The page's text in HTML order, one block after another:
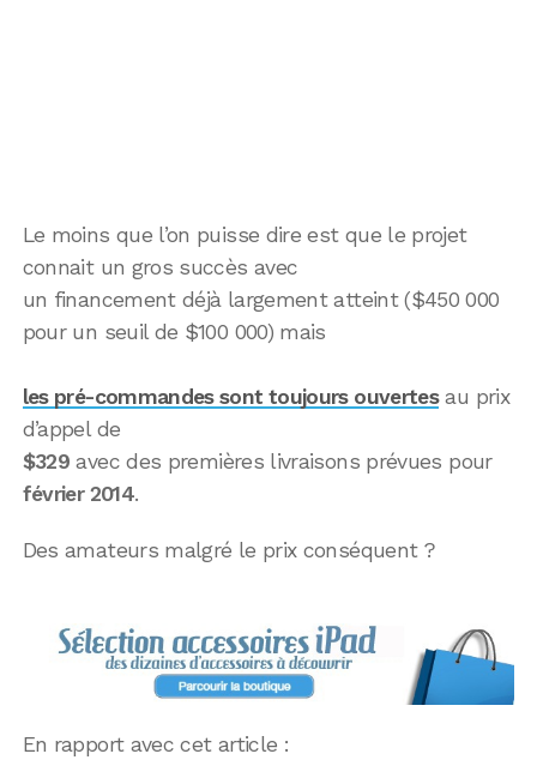
Le moins que l’on puisse dire est que le projet
connait un gros succès avec
un financement déjà largement atteint ($450 000
pour un seuil de $100 000) mais
les pré-commandes sont toujours ouvertesau prix
d’appel de
$329 avec des premières livraisons prévues pour
février 2014.
Des amateurs malgré le prix conséquent ?
En rapport avec cet article :